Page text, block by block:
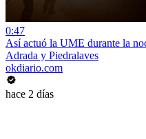
0:47
Así actuó la UME durante la
Adrada y Piedralaves
okdiario.com
hace 2 días